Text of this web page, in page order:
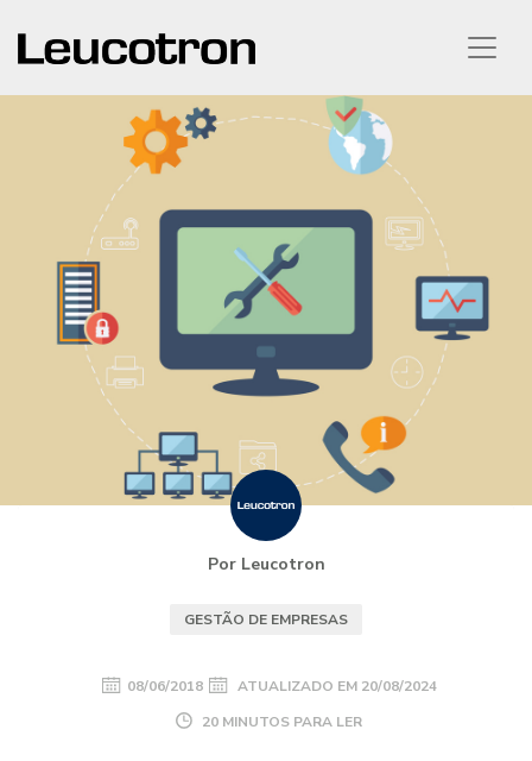
Por Leucotron
GESTÃO DE EMPRESAS
08/06/2018 ATUALIZADO EM 20/08/2024
20 MINUTOS PARA LER